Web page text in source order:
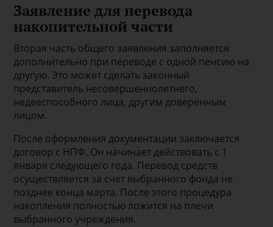
Заявление для перевода
накопительной части
Вторая часть общего заявления заполняется
дополнительно при переводе с одной пенсию на
другую. Это может сделать законный
представитель несовершеннолетнего,
недееспособного лица, другим доверенным
лицом.
После оформления документации заключается
договор с НПФ. Он начинает действовать с 1
января следующего года. Перевод средств
осуществляется за счет выбранного фонда не
позднее конца марта. После этого процедура
накопления полностью ложится на плечи
выбранного учреждения.